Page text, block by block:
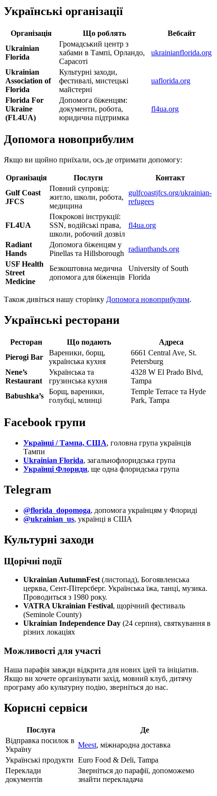
Українські організації
Організація Що роблять
Вебсайт
Ukrainian
Florida
Громадський центр з
хабами в Тампі, Орландо,
Сарасоті
ukrainianflorida.org
Ukrainian
Association of
Florida
Культурні заходи,
фестивалі, мистецькі
майстерні
uaflorida.org
Florida For
Ukraine
(FL4UA)
Допомога біженцям:
документи, робота,
юридична підтримка
fl4ua.org
Допомога новоприбулим
Якщо ви щойно приїхали, ось де отримати допомогу:
Організація Послуги
Контакт
Gulf Coast
JFCS
Повний супровід:
житло, школи, робота,
медицина
gulfcoastjfcs.org/ukrainian-
refugees
FL4UA
Покрокові інструкції:
SSN, водійські права,
школи, робочий дозвіл
fl4ua.org
Radiant
Hands
Допомога біженцям у
Pinellas та Hillsborough
radianthands.org
USF Health
Street
Medicine
Безкоштовна медична
допомога для біженців
University of South
Florida
Також дивіться нашу сторінку Допомога новоприбулим.
Українські ресторани
Ресторан Що подають
Адреса
Pierogi Bar
Вареники, борщ,
українська кухня
6661 Central Ave, St.
Petersburg
Nene’s
Restaurant
Українська та
грузинська кухня
4328 W El Prado Blvd,
Tampa
Babushka’s
Борщ, вареники,
голубці, млинці
Temple Terrace та Hyde
Park, Tampa
Facebook групи
Українці / Тампа, США, головна група українців
Тампи
Ukrainian Florida, загальнофлоридська група
Українці Флориди, ще одна флоридська група
Telegram
@florida_dopomoga, допомога українцям у Флориді
@ukrainian_us, українці в США
Культурні заходи
Щорічні події
Ukrainian AutumnFest (листопад), Богоявленська
церква, Сент-Пітерсберг. Українська їжа, танці, музика.
Проводиться з 1980 року.
VATRA Ukrainian Festival, щорічний фестиваль
(Seminole County)
Ukrainian Independence Day (24 серпня), святкування в
різних локаціях
Можливості для участі
Наша парафія завжди відкрита для нових ідей та ініціатив.
Якщо ви хочете організувати захід, мовний клуб, дитячу
програму або культурну подію, зверніться до нас.
Корисні сервіси
Послуга
Де
Відправка посилок в
Україну
Meest, міжнародна доставка
Українські продукти Euro Food & Deli, Tampa
Переклади
документів
Зверніться до парафії, допоможемо
знайти перекладача